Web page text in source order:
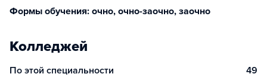
Формы обучения: очно, очно-заочно, заочно
Колледжей
По этой специальности 49